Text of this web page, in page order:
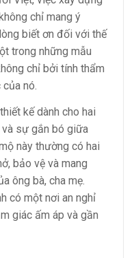
chỉ mang ý
biết ơn đối với thế
trong những mẫu
chỉ bởi tính thẩm
nó.
kế dành cho hai
sự gắn bó giữa
này thường có hai
bảo vệ và mang
ông bà, cha mẹ.
có một nơi an nghỉ
giác ấm áp và gần